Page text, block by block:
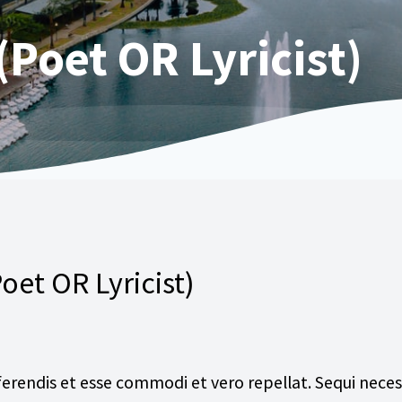
OR Lyricist)
OR Lyricist)
et esse commodi et vero repellat. Sequi